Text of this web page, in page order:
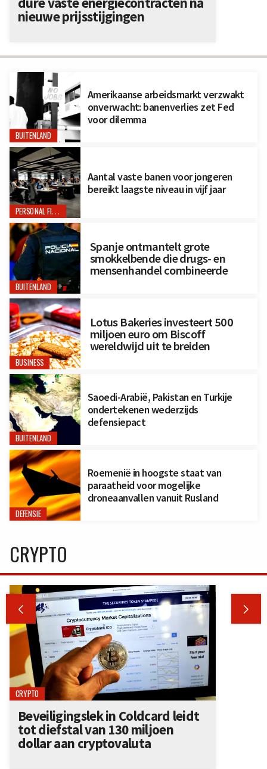
BUITENLAND
Amerikaanse arbeidsmarkt verzwakt
onverwacht: banenverlies zet Fed
voor dilemma
PERSONAL FINANCE
Aantal vaste banen voor jongeren
bereikt laagste niveau in vijf jaar
BUITENLAND
Spanje ontmantelt grote
smokkelbende die drugs- en
mensenhandel combineerde
BUSINESS
Lotus Bakeries investeert 500
miljoen euro om Biscoff
wereldwijd uit te breiden
BUITENLAND
Saoedi-Arabië, Pakistan en Turkije
ondertekenen wederzijds
defensiepact
DEFENSIE
Roemenië in hoogste staat van
paraatheid voor mogelijke
droneaanvallen vanuit Rusland
nieuwe prijsstijgingen
CRYPTO
 
CRYPTO
Beveiligingslek in Coldcard leidt
tot diefstal van 130 miljoen
dollar aan cryptovaluta